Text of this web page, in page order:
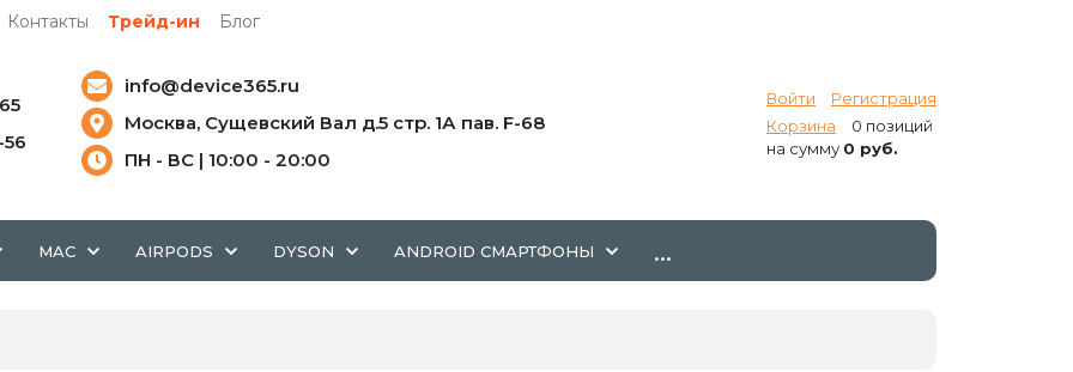
Контакты Трейд-ин Блог
Войти
Регистрация
Корзина
0 позиций
на сумму 0 руб.
info@device365.ru
Москва, Сущевский Вал д.5 стр. 1А пав. F-68
ПН - ВС | 10:00 - 20:00
MAC AIRPODS DYSON ANDROID СМАРТФОНЫ ...